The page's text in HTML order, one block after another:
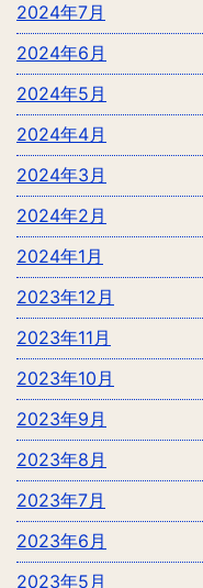
2024年7月
2024年6月
2024年5月
2024年4月
2024年3月
2024年2月
2024年1月
2023年12月
2023年11月
2023年10月
2023年9月
2023年8月
2023年7月
2023年6月
2023年5月